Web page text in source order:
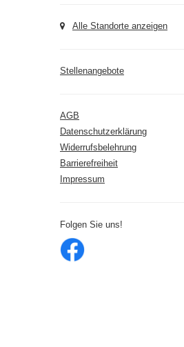
Alle Standorte anzeigen
Stellenangebote
AGB
Datenschutzerklärung
Widerrufsbelehrung
Barrierefreiheit
Impressum
Folgen Sie uns!